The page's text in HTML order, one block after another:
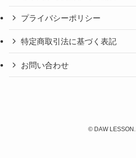
プライバシーポリシー
特定商取引法に基づく表記
お問い合わせ
©DAW LESSON.